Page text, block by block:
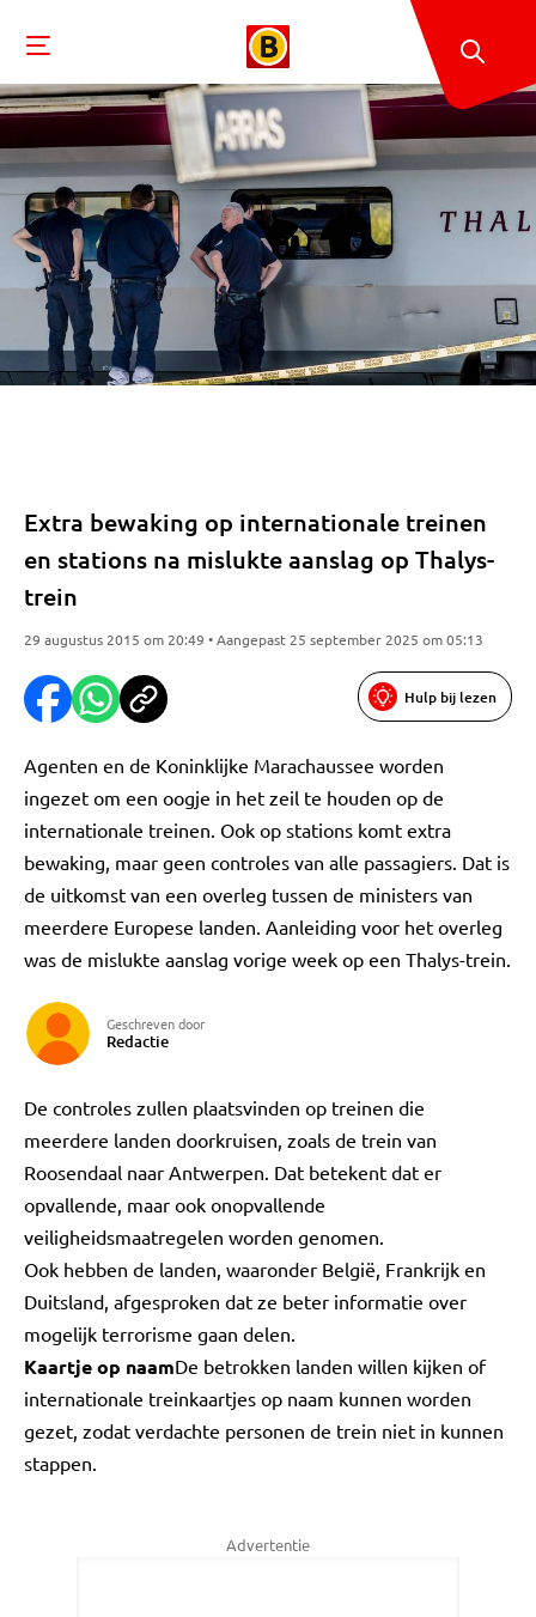
Extra bewaking op internationale treinen
en stations na mislukte aanslag op Thalys-
trein
29 augustus 2015 om 20:49 • Aangepast 25 september 2025 om 05:13
Hulp bij lezen
Agenten en de Koninklijke Marachaussee worden
ingezet om een oogje in het zeil te houden op de
internationale treinen. Ook op stations komt extra
bewaking, maar geen controles van alle passagiers. Dat is
de uitkomst van een overleg tussen de ministers van
meerdere Europese landen. Aanleiding voor het overleg
was de mislukte aanslag vorige week op een Thalys-trein.
Geschreven door
Redactie
De controles zullen plaatsvinden op treinen die
meerdere landen doorkruisen, zoals de trein van
Roosendaal naar Antwerpen. Dat betekent dat er
opvallende, maar ook onopvallende
veiligheidsmaatregelen worden genomen.
Ook hebben de landen, waaronder België, Frankrijk en
Duitsland, afgesproken dat ze beter informatie over
mogelijk terrorisme gaan delen.
Kaartje op naamDe betrokken landen willen kijken of
internationale treinkaartjes op naam kunnen worden
gezet, zodat verdachte personen de trein niet in kunnen
stappen.
Advertentie